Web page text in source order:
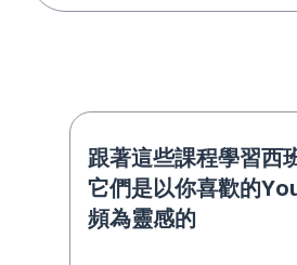
跟著這些課程學習西
它們是以你喜歡的
頻為靈感的